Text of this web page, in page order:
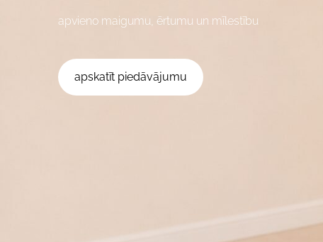
apvieno maigumu, ērtumu un mīlestību
​apskatīt piedāvājumu​